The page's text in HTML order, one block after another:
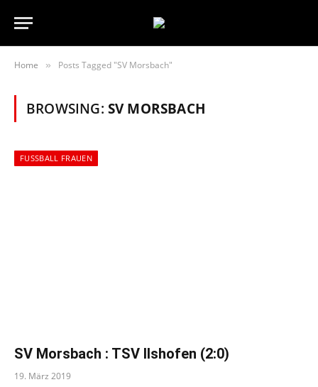
Home » Posts Tagged "SV Morsbach"
BROWSING: SV MORSBACH
FUSSBALL FRAUEN
SV Morsbach : TSV Ilshofen (2:0)
19. März 2019